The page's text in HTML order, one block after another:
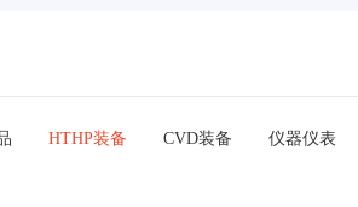
HTHP装备 CVD装备 仪器仪表